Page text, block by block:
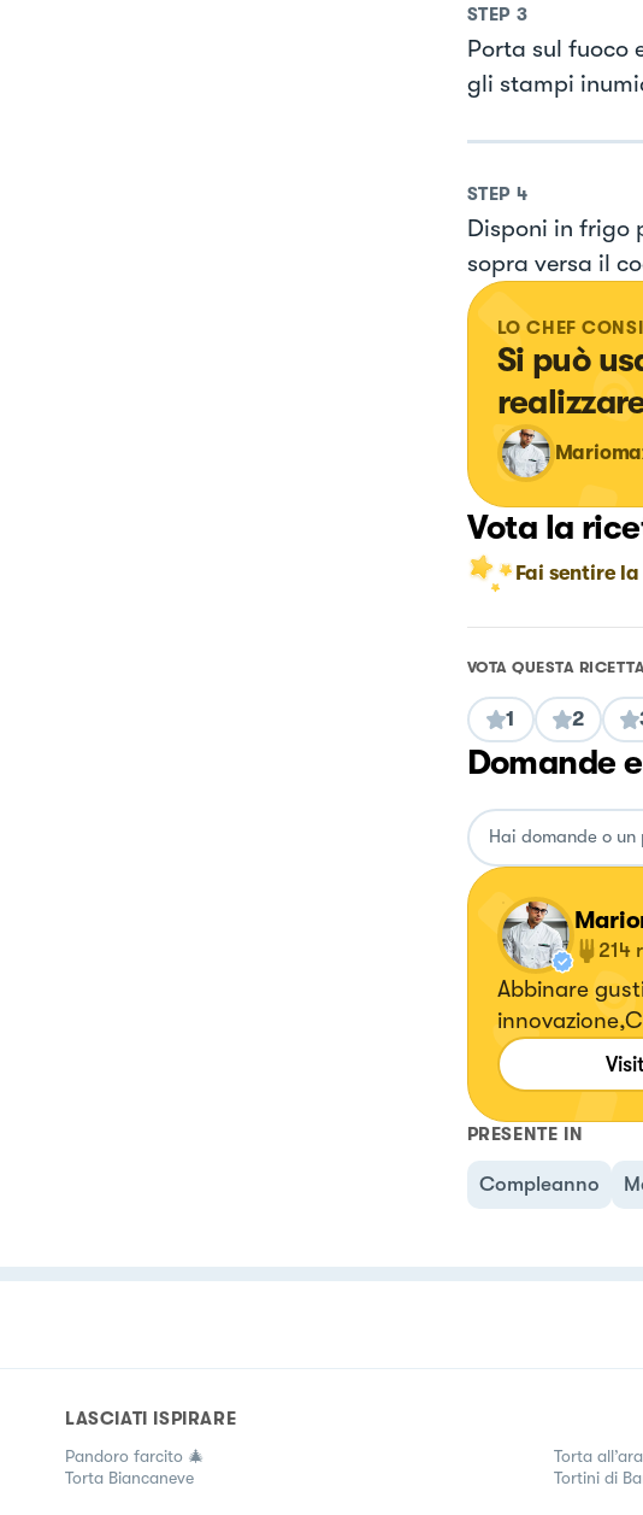
STEP 3
Porta sul fuoco
gli stampi
STEP 4
Disponi in frigo
sopra versa il
LO CHEF
Si può
Vota la
Fai sentire
VOTA QUESTA RICETTA
1 2
Domande
214
Abbinare
💪Never give
PRESENTE IN
Compleanno
LASCIATI ISPIRARE
Pandoro farcito 🎄
Torta Biancaneve
Torta
Tortini di